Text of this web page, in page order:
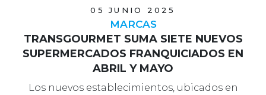
05 JUNIO 2025
MARCAS
TRANSGOURMET SUMA SIETE NUEVOS
SUPERMERCADOS FRANQUICIADOS EN
ABRIL Y MAYO
Los nuevos establecimientos, ubicados en